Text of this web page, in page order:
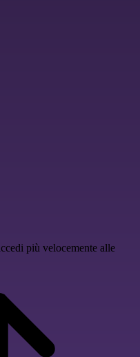
più velocemente alle